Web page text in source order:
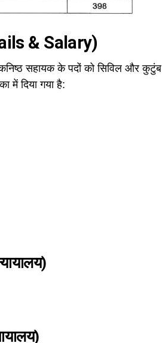
& Salary)
सहायक के पदों को सिविल और कुटुंब
में दिया गया है: